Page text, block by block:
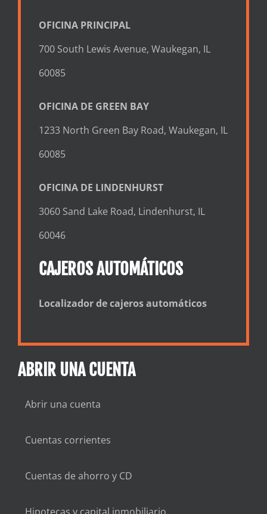
OFICINA PRINCIPAL
700 South Lewis Avenue, Waukegan, IL
60085
OFICINA DE GREEN BAY
1233 North Green Bay Road, Waukegan, IL
60085
OFICINA DE LINDENHURST
3060 Sand Lake Road, Lindenhurst, IL
60046
CAJEROS AUTOMÁTICOS
Localizador de cajeros automáticos
ABRIR UNA CUENTA
Abrir una cuenta
Cuentas corrientes
Cuentas de ahorro y CD
Hipotecas y capital inmobiliario